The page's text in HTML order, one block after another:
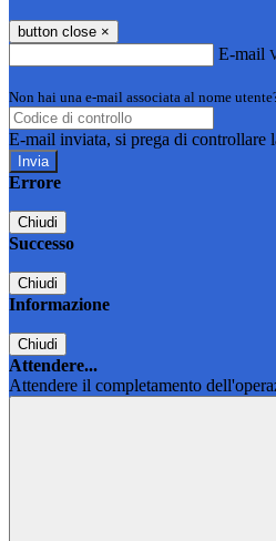
button close ×
E-mail
Non hai una e-mail associata al nome
E-mail inviata, si prega di controllare
Errore
Chiudi
Successo
Chiudi
Informazione
Chiudi
Attendere...
Attendere il completamento